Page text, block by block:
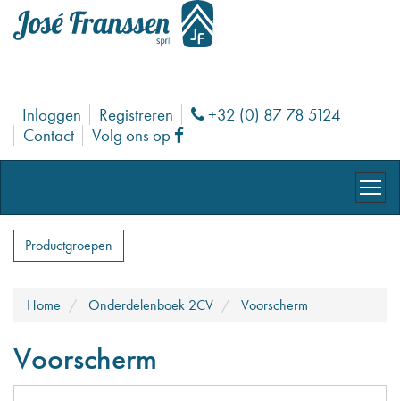
Inloggen Registreren Phone
+32 (0) 87 78 5124
Contact
Volg ons op Facebook
Productgroepen
Home Onderdelenboek 2CV Voorscherm
Voorscherm